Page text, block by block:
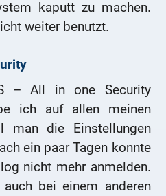
kaputt zu machen.
weiter benutzt.
– All in one Security
ich auf allen meinen
man die Einstellungen
ein paar Tagen konnte
nicht mehr anmelden.
bei einem anderen